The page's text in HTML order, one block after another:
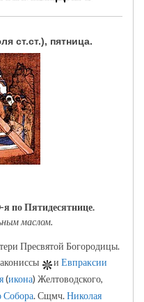
ст.ст.), пятница.
по Пятидесятнице.
маслом.
Пресвятой Богородицы.
и Евпраксии
(икона) Желтоводского,
Собора. Сщмч.Николая